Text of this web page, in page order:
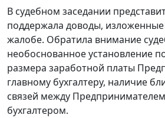
В судебном заседании
поддержала доводы,
жалобе. Обратила внимание
необоснованное установление
размера заработной платы
главному бухгалтеру, наличие
связей между
бухгалтером.